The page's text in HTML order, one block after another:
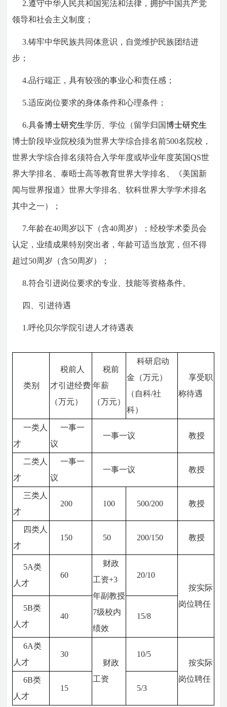
2.遵守中华人民共和国宪法和法律，拥护中国共产党
领导和社会主义制度；
3.铸牢中华民族共同体意识，自觉维护民族团结进
步；
4.品行端正，具有较强的事业心和责任感；
5.适应岗位要求的身体条件和心理条件；
6.具备博士研究生学历、学位（留学归国博士研究生
博士阶段毕业院校须为世界大学综合排名前500名院校，
世界大学综合排名须符合入学年度或毕业年度英国QS世
界大学排名、泰晤士高等教育世界大学排名、《美国新
闻与世界报道》世界大学排名、软科世界大学学术排名
其中之一）；
7.年龄在40周岁以下（含40周岁）；经校学术委员会
认定，业绩成果特别突出者，年龄可适当放宽，但不得
超过50周岁（含50周岁）；
8.符合引进岗位要求的专业、技能等资格条件。
四、引进待遇
1.呼伦贝尔学院引进人才待遇表
类别
税前人
才引进经费
（万元）
税前
年薪
（万元）
科研启动
金（万元）
（自科/社
科）
享受职
称待遇
一类人
才
一事一
议
一事一议 教授
二类人
才
一事一
议
一事一议 教授
三类人
才
200 100 500/200 教授
四类人
才
150 50 200/150 教授
5A类
人才
60
财政
工资+3
年副教授
7级校内
绩效
20/10
按实际
岗位聘任
5B类
人才
40 15/8
6A类
人才
30
财政
工资
10/5
按实际
岗位聘任
6B类
人才
15 5/3